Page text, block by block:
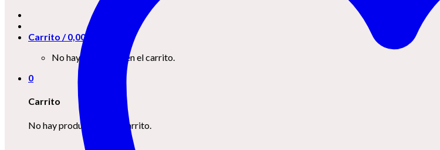
Carrito /0,00
No hay productos en el carrito.
0
Carrito
No hay productos en el carrito.